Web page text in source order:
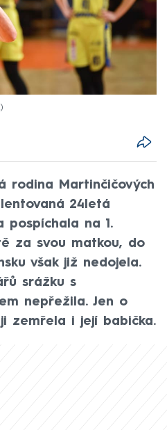
rodina Martinčičových
24letá
pospíchala na 1.
za svou matkou, do
však již nedojela.
srážku s
nepřežila. Jen o
zemřela i její babička.